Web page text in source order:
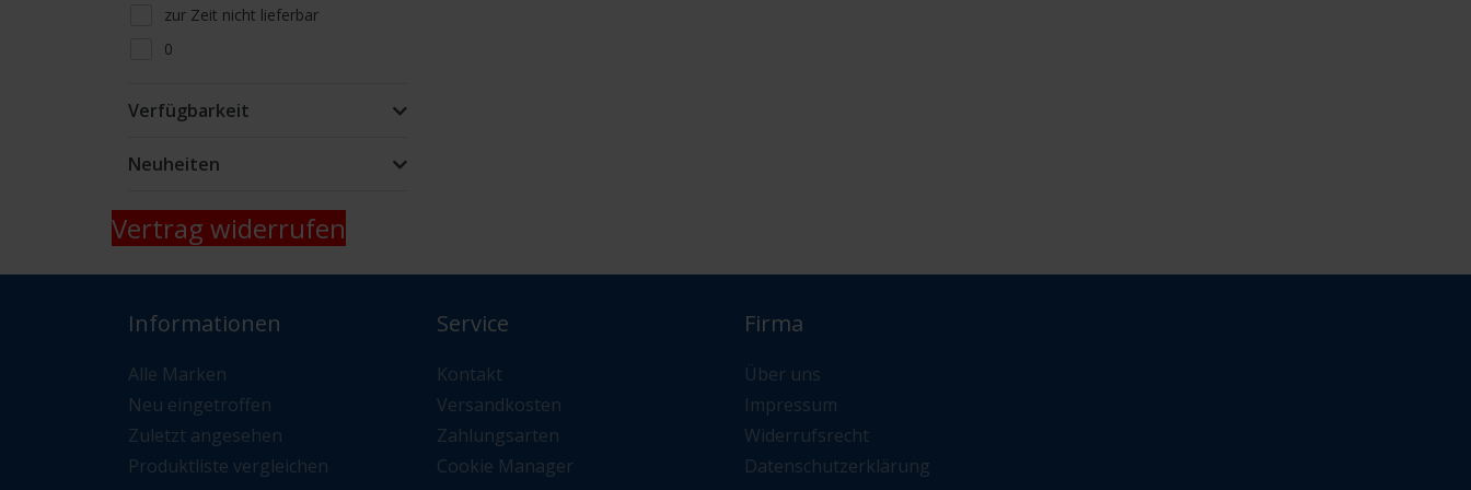
zur Zeit nicht lieferbar
0
per Mail erfragen
Verfügbarkeit
Neuheiten
Vertrag widerrufen
Informationen
Alle Marken
Neu eingetroffen
Zuletzt angesehen
Produktliste vergleichen
Service
Kontakt
Versandkosten
Zahlungsarten
Cookie Manager
Firma
Über uns
Impressum
Widerrufsrecht
Datenschutzerklärung